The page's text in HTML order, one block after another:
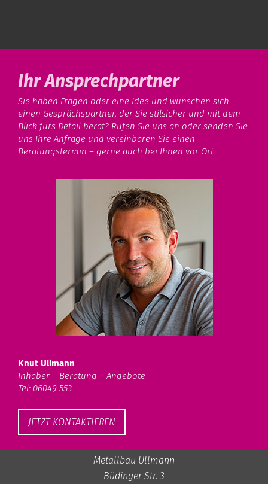
Ihr Ansprechpartner
Sie haben Fragen oder eine Idee und wünschen sich
einen Gesprächspartner, der Sie stilsicher und mit dem
Blick fürs Detail berät? Rufen Sie uns an oder senden Sie
uns Ihre Anfrage und vereinbaren Sie einen
Beratungstermin – gerne auch bei Ihnen vor Ort.
Knut Ullmann
Inhaber – Beratung – Angebote
Tel: 06049 553
JETZT KONTAKTIEREN
Metallbau Ullmann
Büdinger Str. 3